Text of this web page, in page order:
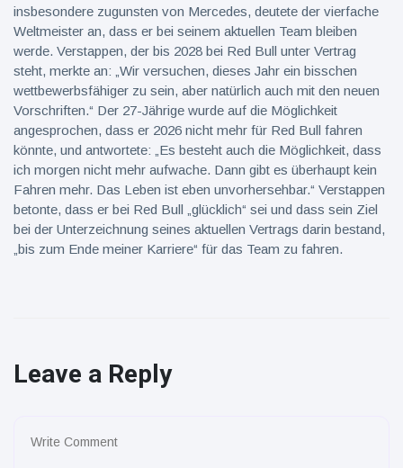
insbesondere zugunsten von Mercedes, deutete der vierfache
Weltmeister an, dass er bei seinem aktuellen Team bleiben
werde. Verstappen, der bis 2028 bei Red Bull unter Vertrag
steht, merkte an: „Wir versuchen, dieses Jahr ein bisschen
wettbewerbsfähiger zu sein, aber natürlich auch mit den neuen
Vorschriften.“ Der 27-Jährige wurde auf die Möglichkeit
angesprochen, dass er 2026 nicht mehr für Red Bull fahren
könnte, und antwortete: „Es besteht auch die Möglichkeit, dass
ich morgen nicht mehr aufwache. Dann gibt es überhaupt kein
Fahren mehr. Das Leben ist eben unvorhersehbar.“ Verstappen
betonte, dass er bei Red Bull „glücklich“ sei und dass sein Ziel
bei der Unterzeichnung seines aktuellen Vertrags darin bestand,
„bis zum Ende meiner Karriere“ für das Team zu fahren.
Leave a Reply